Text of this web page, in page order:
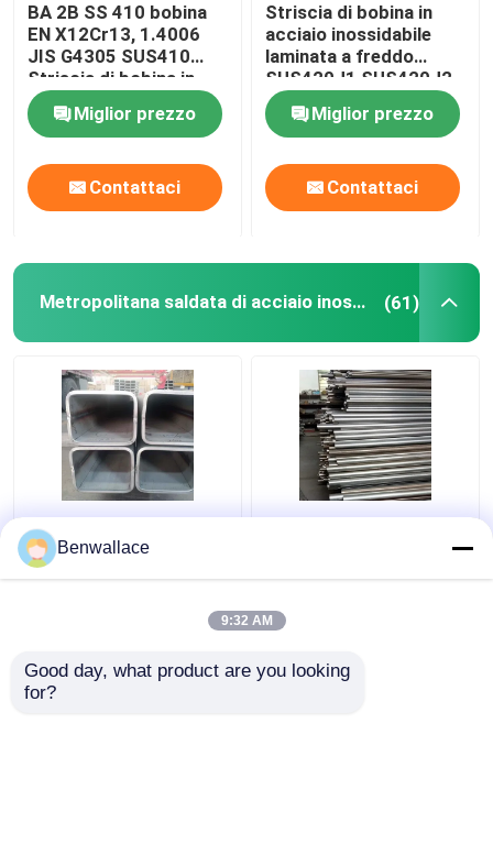
BA 2B SS 410 bobina
EN X12Cr13, 1.4006
JIS G4305 SUS410
Striscia di bobina in
acciaio inossidabile
0,3-3 mmMiglior prezzo
Contattaci
Striscia di bobina in
acciaio inossidabile
laminata a freddo
SUS420J1 SUS420J2
0,3-3 mm
Miglior prezzo
Contattaci
Metropolitana saldata di acciaio inossidabile (61)
ASTM 316L SS tubo
quadrato TP316L
1.4404 tubo di acciaio
acciaio inossidabile 2D
ricambi auto
Benwallace
9:32 AM
Good day, what product are you looking
for?